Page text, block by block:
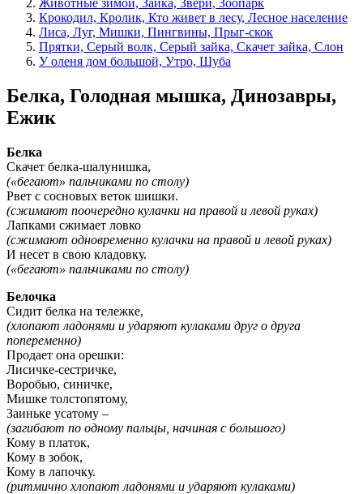
Крокодил, Кролик, Кто живет в лесу, Лесное население
Лиса, Луг, Мишки, Пингвины, Прыг-скок
Прятки, Серый волк, Серый зайка, Скачет зайка, Слон
У оленя дом большой, Утро, Шуба
Белка, Голодная мышка, Динозавры,
Ежик
Белка
Скачет белка-шалунишка,
(«бегают» пальчиками по столу)
Рвет с сосновых веток шишки.
(сжимают поочередно кулачки на правой и левой руках)
Лапками сжимает ловко
(сжимают одновременно кулачки на правой и левой руках)
И несет в свою кладовку.
(«бегают» пальчиками по столу)
Белочка
Сидит белка на тележке,
(хлопают ладонями и ударяют кулаками друг о друга
попеременно)
Продает она орешки:
Лисичке-сестричке,
Воробью, синичке,
Мишке толстопятому,
Заиньке усатому –
(загибают по одному пальцы, начиная с большого)
Кому в платок,
Кому в зобок,
Кому в лапочку.
(ритмично хлопают ладонями и ударяют кулаками)